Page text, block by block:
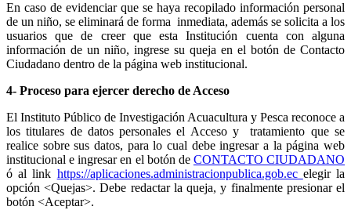
En caso de evidenciar que se haya recopilado información personal
de un niño, se eliminará de forma inmediata, además se solicita a los
usuarios que de creer que esta Institución cuenta con alguna
información de un niño, ingrese su queja en el botón de Contacto
Ciudadano dentro de la página web institucional.
4- Proceso para ejercer derecho de Acceso
El Instituto Público de Investigación Acuacultura y Pesca reconoce a
los titulares de datos personales el Acceso y tratamiento que se
realice sobre sus datos, para lo cual debe ingresar a la página web
institucional e ingresar en el botón de CONTACTO CIUDADANO
ó al link https://aplicaciones.administracionpublica.gob.ec elegir la
opción <Quejas>. Debe redactar la queja, y finalmente presionar el
botón <Aceptar>.